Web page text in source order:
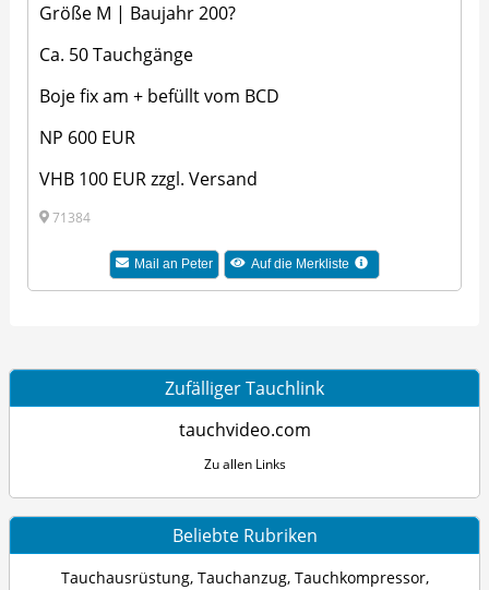
Größe M | Baujahr 200?
Ca. 50 Tauchgänge
Boje fix am + befüllt vom BCD
NP 600 EUR
VHB 100 EUR zzgl. Versand
71384
Mail an Peter Auf die Merkliste
Zufälliger Tauchlink
tauchvideo.com
Zu allen Links
Beliebte Rubriken
Tauchausrüstung, Tauchanzug, Tauchkompressor,